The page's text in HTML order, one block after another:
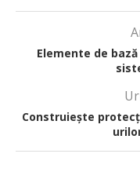
Elemente de
Construiește